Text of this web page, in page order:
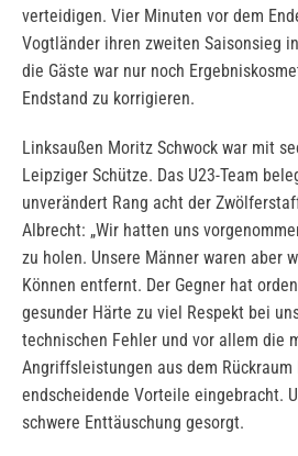
verteidigen. Vier Minuten vor dem
Vogtländer ihren zweiten Saisonsieg
die Gäste war nur noch
Endstand zu korrigieren.
Linksaußen Moritz Schwock war mit
Leipziger Schütze. Das U23-Team
unverändert Rang acht der
Albrecht: „Wir hatten uns
zu holen. Unsere Männer waren aber
Können entfernt. Der Gegner hat
gesunder Härte zu viel Respekt bei
technischen Fehler und vor allem die
Angriffsleistungen aus dem Rückraum
endscheidende Vorteile eingebracht.
schwere Enttäuschung gesorgt.